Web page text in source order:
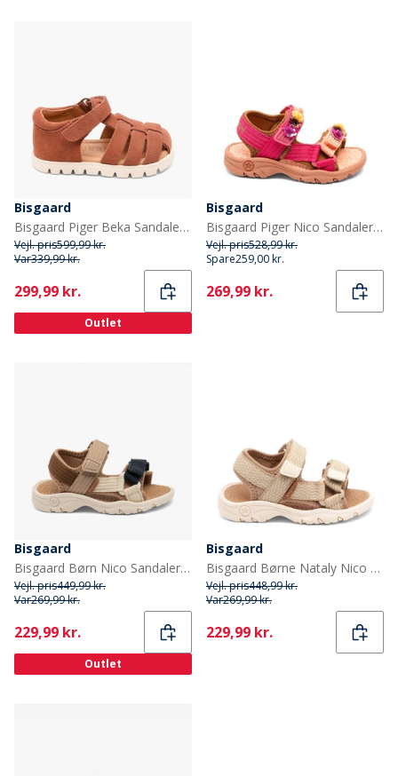
Bisgaard
Bisgaard Piger Beka Sandaler Rose
Vejl. pris599,99 kr.
Var339,99 kr.
Current
299,99 kr.
Outlet
Bisgaard
Bisgaard Piger Nico Sandaler Confetti Flower
Vejl. pris528,99 kr.
Spare259,00 kr.
Current
269,99 kr.
Bisgaard
Bisgaard Børn Nico Sandaler Natur
Vejl. pris449,99 kr.
Var269,99 kr.
Current
229,99 kr.
Outlet
Bisgaard
Bisgaard Børne Nataly Nico Sandal Nude Mix
Vejl. pris448,99 kr.
Var269,99 kr.
Current
229,99 kr.